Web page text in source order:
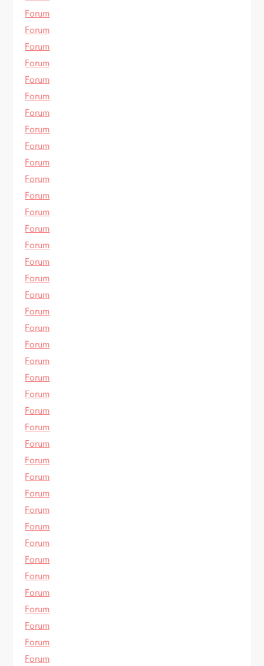
Forum
Forum
Forum
Forum
Forum
Forum
Forum
Forum
Forum
Forum
Forum
Forum
Forum
Forum
Forum
Forum
Forum
Forum
Forum
Forum
Forum
Forum
Forum
Forum
Forum
Forum
Forum
Forum
Forum
Forum
Forum
Forum
Forum
Forum
Forum
Forum
Forum
Forum
Forum
Forum